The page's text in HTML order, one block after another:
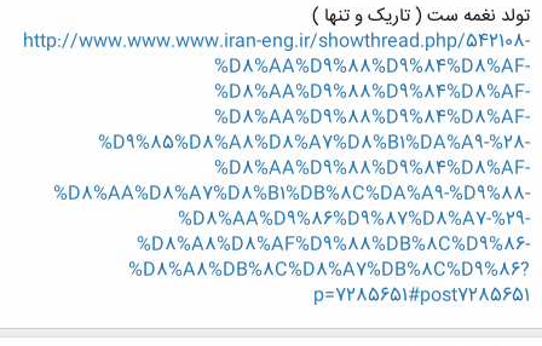
تولد نغمه ست ( تاریک و تنها )
http://www.www.www.iran-eng.ir/showthread.php/542108-
%D8%AA%D9%88%D9%84%D8%AF-
%D8%AA%D9%88%D9%84%D8%AF-
%D8%AA%D9%88%D9%84%D8%AF-
%D9%85%D8%A8%D8%A7%D8%B1%DA%A9-%28-
%D8%AA%D9%88%D9%84%D8%AF-
%D8%AA%D8%A7%D8%B1%DB%8C%DA%A9-%D9%88-
%D8%AA%D9%86%D9%87%D8%A7-%29-
%D8%A8%D8%AF%D9%88%DB%8C%D9%86-
%D8%A8%DB%8C%D8%A7%DB%8C%D9%86?
p=7285651#post7285651